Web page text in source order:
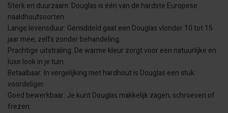
Sterk en duurzaam: Douglas is één van de hardste Europese
naaldhoutsoorten.
Lange levensduur: Gemiddeld gaat een Douglas vlonder 10 tot 15
jaar mee, zelfs zonder behandeling.
Prachtige uitstraling: De warme kleur zorgt voor een natuurlijke en
luxe look in je tuin.
Betaalbaar: In vergelijking met hardhout is Douglas een stuk
voordeliger.
Goed bewerkbaar: Je kunt Douglas makkelijk zagen, schroeven of
frezen.